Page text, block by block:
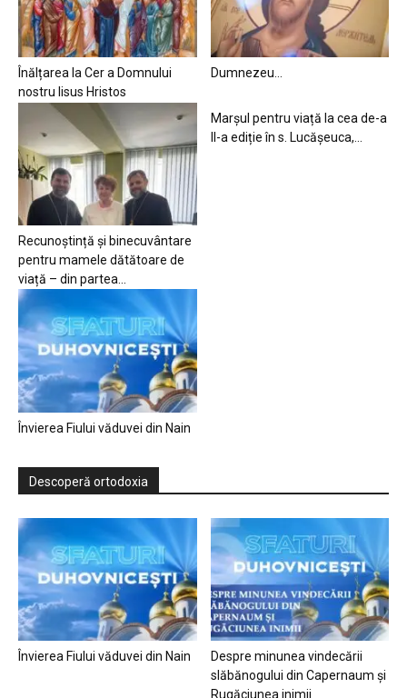
Înălțarea la Cer a Domnului
nostru Iisus Hristos
Dumnezeu…
Recunoștință și binecuvântare
pentru mamele dătătoare de
viață – din partea...
Marșul pentru viață la cea de-a
II-a ediție în s. Lucășeuca,...
Învierea Fiului văduvei din Nain
Descoperă ortodoxia
Învierea Fiului văduvei din Nain
Despre minunea vindecării
slăbănogului din Capernaum și
Rugăciunea inimii